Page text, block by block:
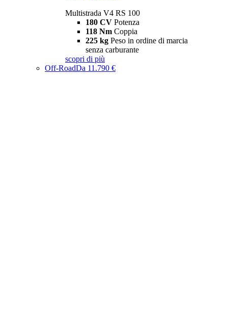
Multistrada V4 RS 100
180 CV Potenza
118 Nm Coppia
225 kg Peso in ordine di marcia
senza carburante
scopri di più
Off-RoadDa 11.790 €